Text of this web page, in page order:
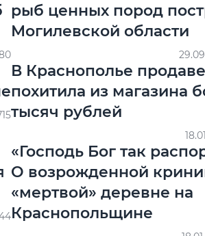
рыб ценных пород
Могилевской области
В Краснополье
похитила из магазина
тысяч рублей
«Господь Бог так
О возрожденной
«мертвой» деревне на
Краснопольщине